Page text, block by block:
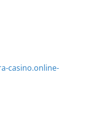
casino.online-